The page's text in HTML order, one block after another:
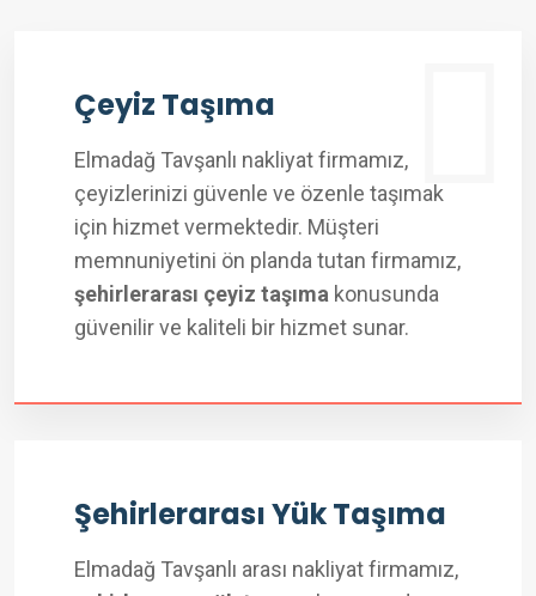
Çeyiz Taşıma
Elmadağ Tavşanlı nakliyat firmamız,
çeyizlerinizi güvenle ve özenle taşımak
için hizmet vermektedir. Müşteri
memnuniyetini ön planda tutan firmamız,
şehirlerarası çeyiz taşıma konusunda
güvenilir ve kaliteli bir hizmet sunar.
Şehirlerarası Yük Taşıma
Elmadağ Tavşanlı arası nakliyat firmamız,